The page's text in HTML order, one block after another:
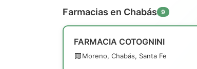
Farmacias en Chabás 9
FARMACIA COTOGNINI
Moreno, Chabás, Santa Fe